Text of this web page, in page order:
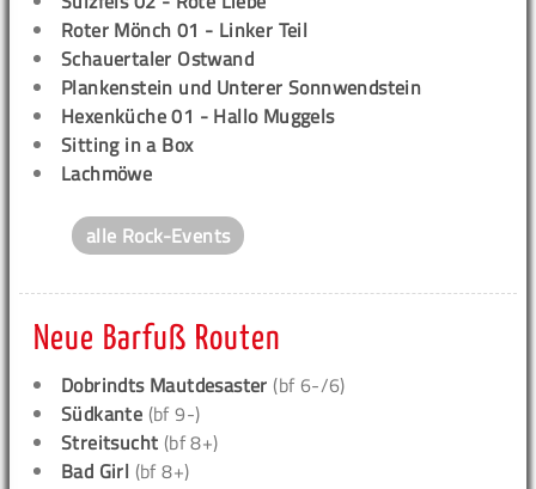
Roter Mönch 01 - Linker Teil
Schauertaler Ostwand
Plankenstein und Unterer Sonnwendstein
Hexenküche 01 - Hallo Muggels
Sitting in a Box
Lachmöwe
alle Rock-Events
Neue Barfuß Routen
Dobrindts Mautdesaster (bf 6-/6)
Südkante (bf 9-)
Streitsucht (bf 8+)
Bad Girl (bf 8+)